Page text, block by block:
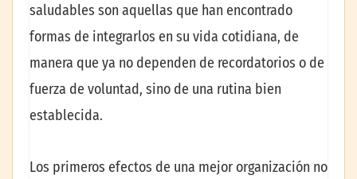
saludables son aquellas que han encontrado
formas de integrarlos en su vida cotidiana, de
manera que ya no dependen de recordatorios o de
fuerza de voluntad, sino de una rutina bien
establecida.
Los primeros efectos de una mejor organización no